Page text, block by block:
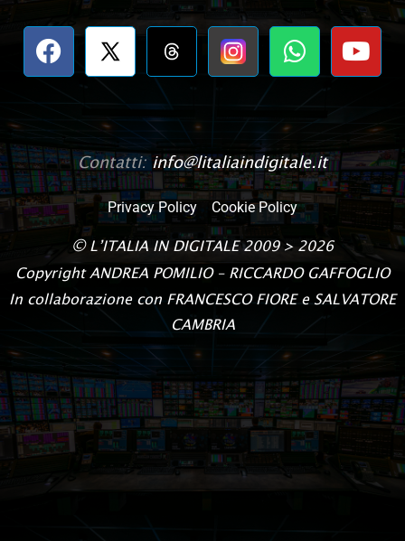
Contatti:info@litaliaindigitale.it
Privacy Policy Cookie Policy
© L’ITALIA IN DIGITALE2009 > 2026
Copyright ANDREA POMILIO – RICCARDO GAFFOGLIO
In collaborazione con FRANCESCO FIORE e SALVATORE
CAMBRIA